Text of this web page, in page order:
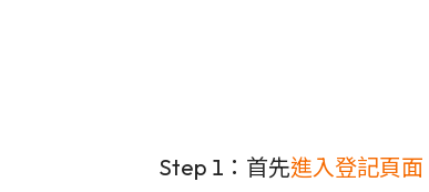
Step 1：首先進入登記頁面